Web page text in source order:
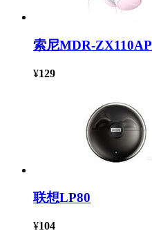
索尼MDR-ZX110AP
¥129
联想LP80
¥104